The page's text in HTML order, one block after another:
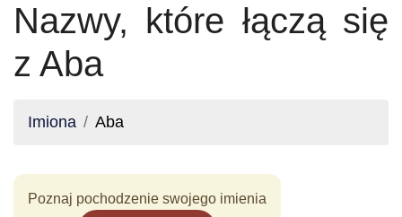
Nazwy, które łączą się
z Aba
Imiona Aba
Poznaj pochodzenie swojego imienia